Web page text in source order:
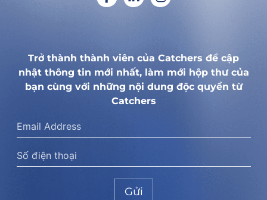
Trở thành thành viên của Catchers để cập
nhật thông tin mới nhất, làm mới hộp thư của
bạn cùng với những nội dung độc quyền từ
Catchers
Gửi